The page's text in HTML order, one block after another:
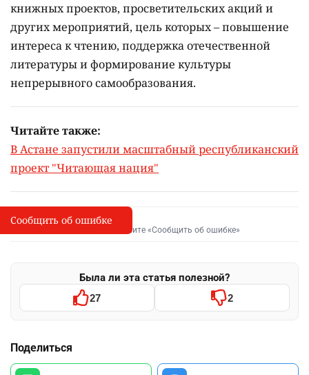
книжных проектов, просветительских акций и
других мероприятий, цель которых –повышение
интереса к чтению, поддержка отечественной
литературы и формирование культуры
непрерывного самообразования.
Читайте также:
В Астане запустили масштабный республиканский
проект "Читающая нация"
I
Сообщить об опечатке
Выделите фрагмент и нажмите «Сообщить об ошибке»
Была ли эта статья полезной?
27 2
Поделиться
Сообщить об ошибке